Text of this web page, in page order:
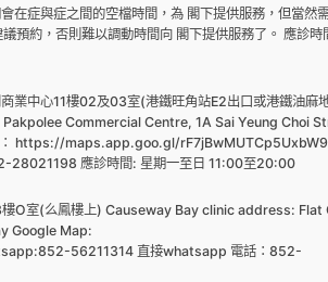
在症與症之間的空檔時間，為 閣下提供服務，但當然
預約，否則難以調動時間向 閣下提供服務了。 應診時
業中心11樓02及03室(港鐵旺角站E2出口或港鐵油麻
Commercial Centre, 1A Sai Yeung Choi
https://maps.app.goo.gl/rF7jBwMUTCp5UxbW9
應診時間: 星期一至日 11:00至20:00
O室(么鳳樓上) Causeway Bay clinic address: Flat
Google Map:
56211314 直接whatsapp 電話：852-